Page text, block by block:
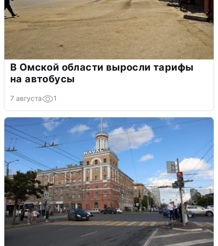
В Омской области выросли тарифы
на автобусы
7 августа 1